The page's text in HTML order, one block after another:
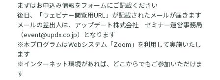
まずはお申込み情報をフォームにご記載ください
後日、「ウェビナー閲覧用URL」が記載されたメールが届きます
メールの差出人は、アップデート株式会社 セミナー運営事務局
（event@updx.co.jp）となります
※本プログラムはWebシステム「Zoom」を利用して実施いたし
ます
※インターネット環境があれば、どこからでもご参加いただけま
す